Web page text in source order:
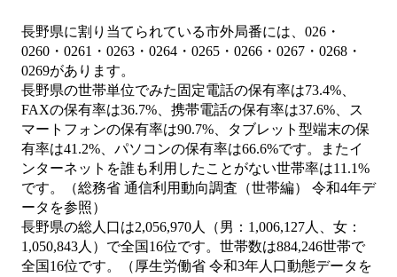
長野県に割り当てられている市外局番には、026・
0260・0261・0263・0264・0265・0266・0267・0268・
0269があります。
長野県の世帯単位でみた固定電話の保有率は73.4%、
FAXの保有率は36.7%、携帯電話の保有率は37.6%、ス
マートフォンの保有率は90.7%、タブレット型端末の保
有率は41.2%、パソコンの保有率は66.6%です。またイ
ンターネットを誰も利用したことがない世帯率は11.1%
です。（総務省 通信利用動向調査（世帯編） 令和4年デ
ータを参照）
長野県の総人口は2,056,970人（男：1,006,127人、女：
1,050,843人）で全国16位です。世帯数は884,246世帯で
全国16位です。（厚生労働省 令和3年人口動態データを